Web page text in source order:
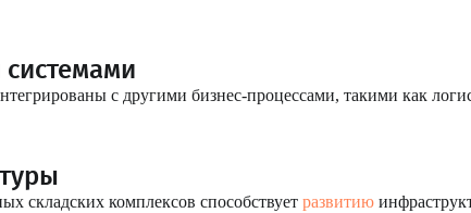
системами
с другими бизнес-процессами, такими как
складских комплексов способствует развитию